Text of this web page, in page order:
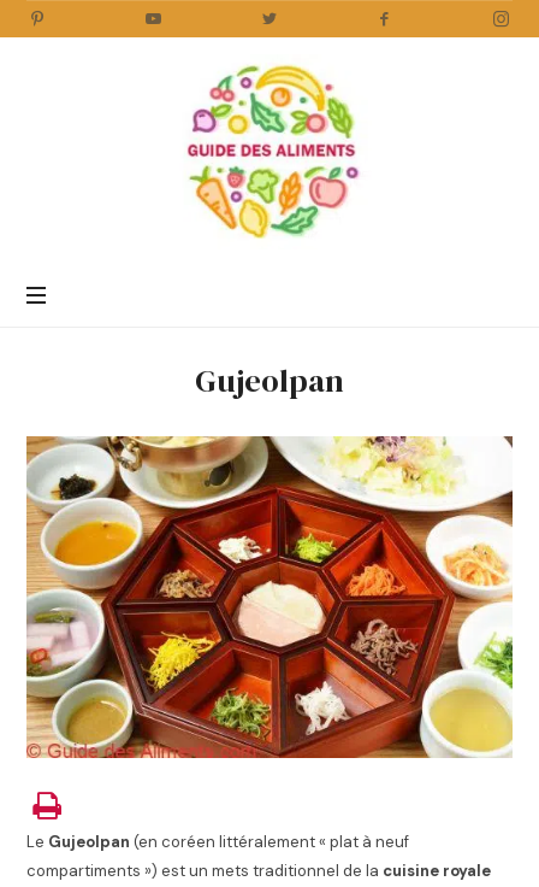
Aliments
Gujeolpan
Le Gujeolpan (en coréen littéralement « plat à neuf
compartiments ») est un mets traditionnel de la cuisine royale